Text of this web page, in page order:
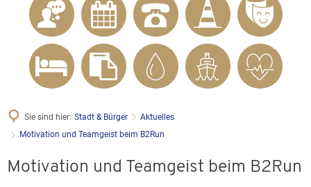
Sie sind hier: Stadt & Bürger
Aktuelles
Motivation und Teamgeist beim B2Run
Motivation und Teamgeist beim B2Run